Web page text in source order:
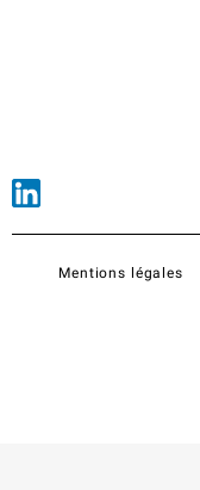
Mentions légales